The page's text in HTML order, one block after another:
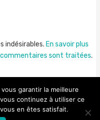
indésirables. En savoir plus
commentaires sont traitées.
garantir la meilleure
continuez à utiliser ce
en êtes satisfait.